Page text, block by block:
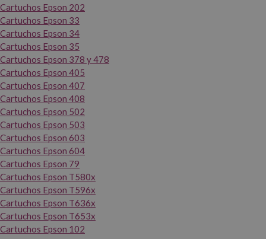
Cartuchos Epson 202
Cartuchos Epson 33
Cartuchos Epson 34
Cartuchos Epson 35
Cartuchos Epson 378 y 478
Cartuchos Epson 405
Cartuchos Epson 407
Cartuchos Epson 408
Cartuchos Epson 502
Cartuchos Epson 503
Cartuchos Epson 603
Cartuchos Epson 604
Cartuchos Epson 79
Cartuchos Epson T580x
Cartuchos Epson T596x
Cartuchos Epson T636x
Cartuchos Epson T653x
Cartuchos Epson 102